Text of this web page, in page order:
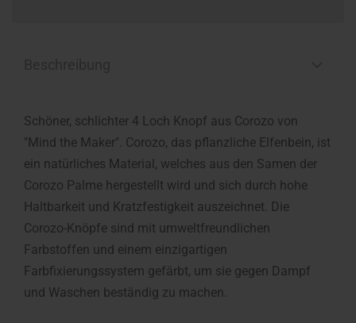
Schöner, schlichter 4 Loch Knopf aus Corozo von
"Mind the Maker". Corozo, das pflanzliche Elfenbein, ist
ein natürliches Material, welches aus den Samen der
Corozo Palme hergestellt wird und sich durch hohe
Haltbarkeit und Kratzfestigkeit auszeichnet. Die
Corozo-Knöpfe sind mit umweltfreundlichen
Farbstoffen und einem einzigartigen
Farbfixierungssystem gefärbt, um sie gegen Dampf
und Waschen beständig zu machen.